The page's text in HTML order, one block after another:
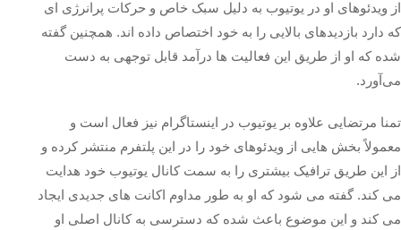
از ویدئوهای او در یوتیوب به دلیل سبک خاص و حرکات پرانرژی‌ ای
که دارد بازدیدهای بالایی را به خود اختصاص داده اند. همچنین گفته
شده که او از طریق این فعالیت‌ ها درآمد قابل توجهی به دست
می‌آورد.
تمنا مرتضایی علاوه بر یوتیوب در اینستاگرام نیز فعال است و
معمولاً بخش‌ هایی از ویدئوهای خود را در این پلتفرم منتشر کرده و
از این طریق ترافیک بیشتری را به سمت کانال یوتیوب خود هدایت
می‌ کند. گفته می‌ شود که او به طور مداوم اکانت‌ های جدیدی ایجاد
می‌ کند و این موضوع باعث شده که دسترسی به کانال اصلی او